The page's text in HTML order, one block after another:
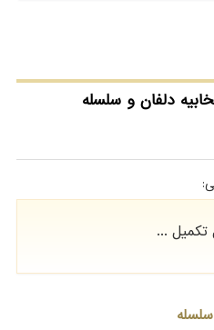
دلفان و سلسله
تکمیل ...